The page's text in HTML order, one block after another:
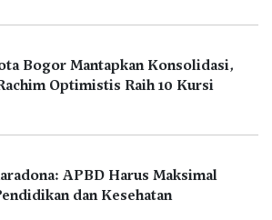
Bogor Mantapkan Konsolidasi,
Optimistis Raih 10 Kursi
APBD Harus Maksimal
dan Kesehatan